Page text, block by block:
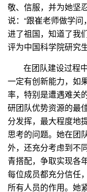
敬、信服，并为她坚
说：“跟崔老师做学
进了祖国，知道了我
评为中国科学院研究
在团队建设过程
一定有创新能力，如
率，特别是遭遇难关
研团队优势资源的最
分发挥，最大程度地
思考的问题。她在团
外，还充分考虑到不
青搭配，争取实现各
每位成员都充分信任
所有人员的作用。她